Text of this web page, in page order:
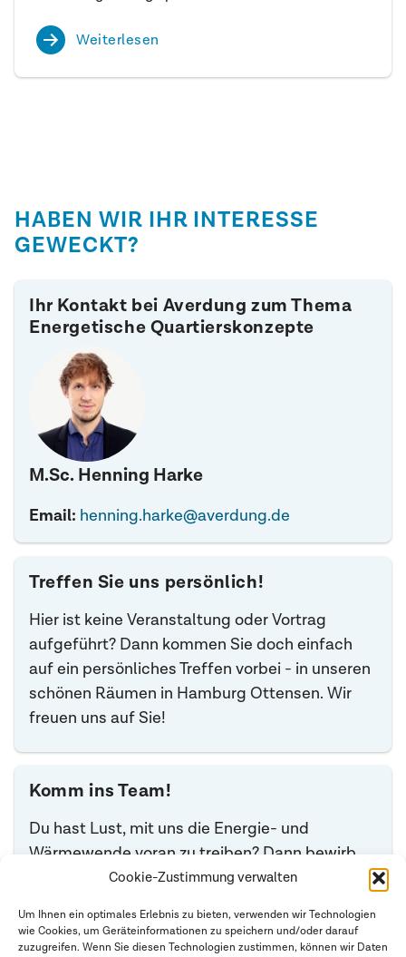
Cookie-Zustimmung verwalten
Um Ihnen ein optimales Erlebnis zu bieten, verwenden wir Technologien
wie Cookies, um Geräteinformationen zu speichern und/oder darauf
zuzugreifen. Wenn Sie diesen Technologien zustimmen, können wir Daten
Weiterlesen
HABEN WIR IHR INTERESSE
GEWECKT?
Ihr Kontakt bei Averdung zum Thema
Energetische Quartierskonzepte
M.Sc. Henning Harke
Email: henning.harke@averdung.de
Treffen Sie uns persönlich!
Hier ist keine Veranstaltung oder Vortrag
aufgeführt? Dann kommen Sie doch einfach
auf ein persönliches Treffen vorbei - in unseren
schönen Räumen in Hamburg Ottensen. Wir
freuen uns auf Sie!
Komm ins Team!
Du hast Lust, mit uns die Energie- und
Wärmewende voran zu treiben? Dann bewirb
Dich bei uns. Es erwarten Dich ein motiviertes
Bitte schicke Deine Bewerbung an: